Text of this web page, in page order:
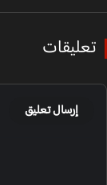
إرسال تعليق